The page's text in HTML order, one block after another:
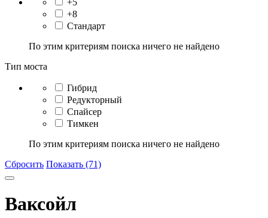
+5
+8
Стандарт
По этим критериям поиска ничего не найдено
Тип моста
Гибрид
Редукторный
Спайсер
Тимкен
По этим критериям поиска ничего не найдено
Сбросить Показать (71)
Ваксойл